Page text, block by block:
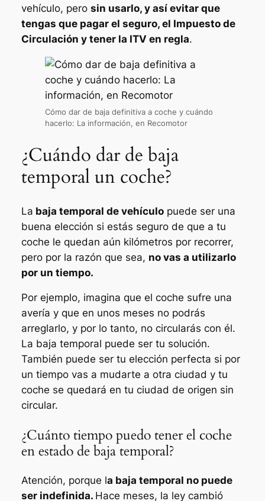
vehículo, pero sin usarlo, y así evitar que
tengas que pagar el seguro, el Impuesto de
Circulación y tener la ITV en regla.
Cómo dar de baja definitiva a coche y cuándo
hacerlo: La información, en Recomotor
¿Cuándo dar de baja
temporal un coche?
La baja temporal de vehículopuede ser una
buena elección si estás seguro de que a tu
coche le quedan aún kilómetros por recorrer,
pero por la razón que sea, no vas a utilizarlo
por un tiempo.
Por ejemplo, imagina que el coche sufre una
avería y que en unos meses no podrás
arreglarlo, y por lo tanto, no circularás con él.
La baja temporal puede ser tu solución.
También puede ser tu elección perfecta si por
un tiempo vas a mudarte a otra ciudad y tu
coche se quedará en tu ciudad de origen sin
circular.
¿Cuánto tiempo puedo tener el coche
en estado de baja temporal?
Atención, porque la baja temporal no puede
ser indefinida. Hace meses, la ley cambió